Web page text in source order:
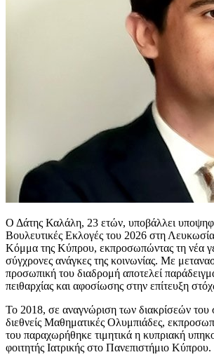
Ο Δάτης Καλάλη, 23 ετών, υποβάλλει
Βουλευτικές Εκλογές του 2026 στη
Κόμμα της Κύπρου, εκπροσωπώντας τη νέα
σύγχρονες ανάγκες της κοινωνίας. Με
προσωπική του διαδρομή αποτελεί
πειθαρχίας και αφοσίωσης στην επίτευξη
Το 2018, σε αναγνώριση των διακρίσεών του
διεθνείς Μαθηματικές Ολυμπιάδες,
του παραχωρήθηκε τιμητικά η κυπριακή
φοιτητής Ιατρικής στο Πανεπιστήμιο Κύπρου.